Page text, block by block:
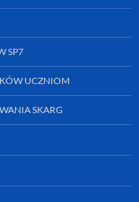
SP7
UCZNIOM
SKARG